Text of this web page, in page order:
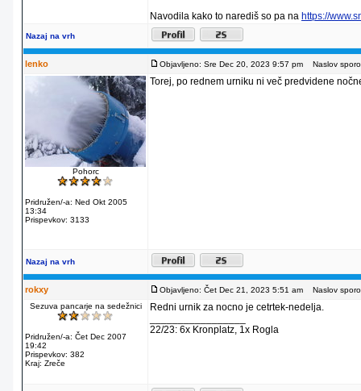
Navodila kako to narediš so pa na https://
Nazaj na vrh
lenko Objavljeno: Sre Dec 20, 2023 9:57 pm Naslov
Pohorc
Pridružen/-a: Ned Okt 2005
13:34
Prispevkov: 3133
Torej, po rednem urniku ni več predvidene
Nazaj na vrh
rokxy Objavljeno: Čet Dec 21, 2023 5:51 am
Naslov
Sezuva pancarje na sedežnici
Pridružen/-a: Čet Dec 2007
19:42
Prispevkov: 382
Kraj: Zreče
Redni urnik za nocno je cetrtek-nedelja.
22/23: 6x Kronplatz, 1x Rogla